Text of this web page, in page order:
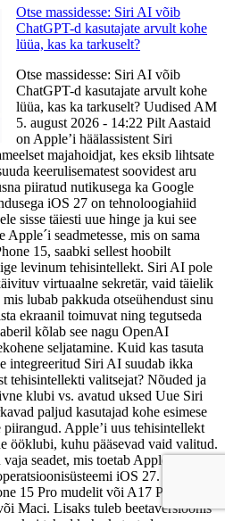
Otse massidesse: Siri AI võib
ChatGPT-d kasutajate arvult kohe
lüüa, kas ka tarkuselt?
Otse massidesse: Siri AI võib
ChatGPT-d kasutajate arvult kohe
lüüa, kas ka tarkuselt? Uudised AM
5. august 2026 - 14:22 Pilt Aastaid
on Apple’i häälassistent Siri
majahoidjat, kes eksib lihtsate
keerulisematest soovidest aru
piiratud nutikusega ka Google
iOS 27 on tehnoloogiahiid
sisse täiesti uue hinge ja kui see
seadmetesse, mis on sama
15, saabki sellest hoobilt
levinum tehisintellekt. Siri AI pole
virtuaalne sekretär, vaid täielik
lubab pakkuda otseühendust sinu
ekraanil toimuvat ning tegutseda
kõlab see nagu OpenAI
seljatamine. Kuid kas tasuta
integreeritud Siri AI suudab ikka
tehisintellekti valitsejat? Nõuded ja
klubi vs. avatud uksed Uue Siri
paljud kasutajad kohe esimese
piirangud. Apple’i uus tehisintellekt
ööklubi, kuhu pääsevad vaid valitud.
seadet, mis toetab Apple
iOS 27. See
15 Pro mudelit või A17 Pro / M1
Maci. Lisaks tuleb beetaversioonis